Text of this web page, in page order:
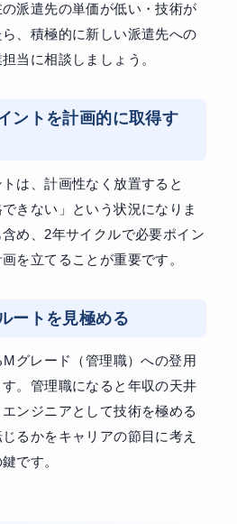
派遣先の単価が低い・技術が
、積極的に新しい派遣先への
当に相談しましょう。
ントを計画的に取得す
は、計画性なく放置すると
できない」という状況になりま
め、2年サイクルで必要ポイン
を立てることが重要です。
ートを見極める
グレード（管理職）への登用
。管理職になると年収の天井
ンジニアとして技術を極める
るかをキャリアの節目に考え
です。